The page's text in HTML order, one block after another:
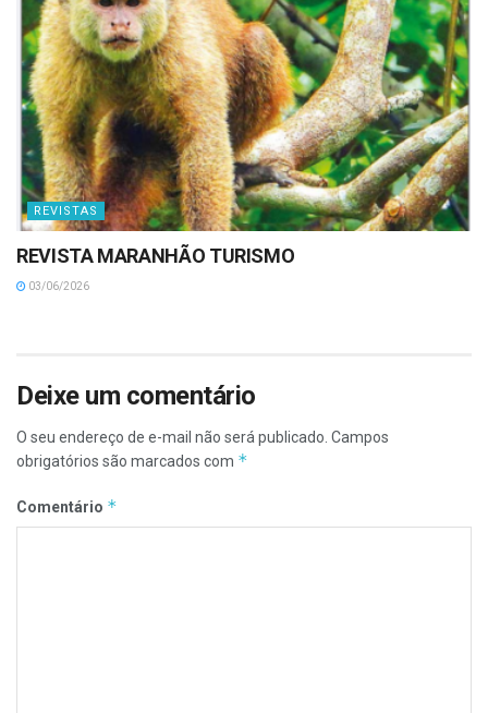
REVISTAS
REVISTA MARANHÃO TURISMO
03/06/2026
Deixe um comentário
O seu endereço de e-mail não será publicado. Campos
obrigatórios são marcados com *
Comentário *